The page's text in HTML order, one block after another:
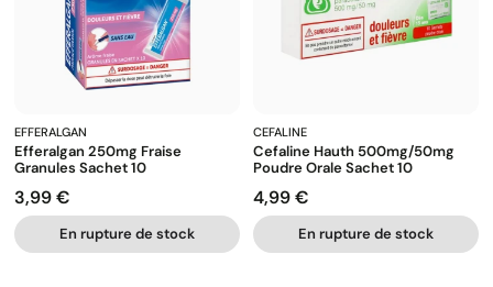
EFFERALGAN
Efferalgan 250mg Fraise
Granules Sachet 10
Prix
3,99 €
En rupture de stock
CEFALINE
Cefaline Hauth 500mg/50mg
Poudre Orale Sachet 10
Prix
4,99 €
En rupture de stock